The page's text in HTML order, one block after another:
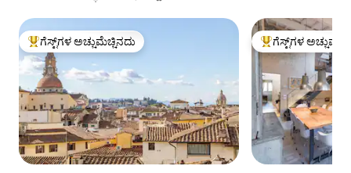
ಗೆಸ್ಟ್‌ಗಳಿಗೆ ಅತಿ ಹೆಚ್ಚು ಅಚ್ಚುಮೆಚ್ಚಿನದು
ಗೆಸ್ಟ್‌ಗಳ ಅಚ್ಚುಮೆಚ್ಚಿನದು ಗೆಸ್ಟ್‌ಗಳಿಗೆ ಅತಿ ಹೆಚ್ಚು
ಗೆಸ್ಟ್‌ಗಳ